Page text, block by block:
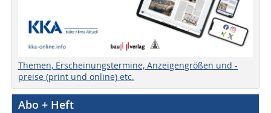
Themen, Erscheinungstermine, Anzeigengrößen und -
preise (print und online) etc.
Abo + Heft